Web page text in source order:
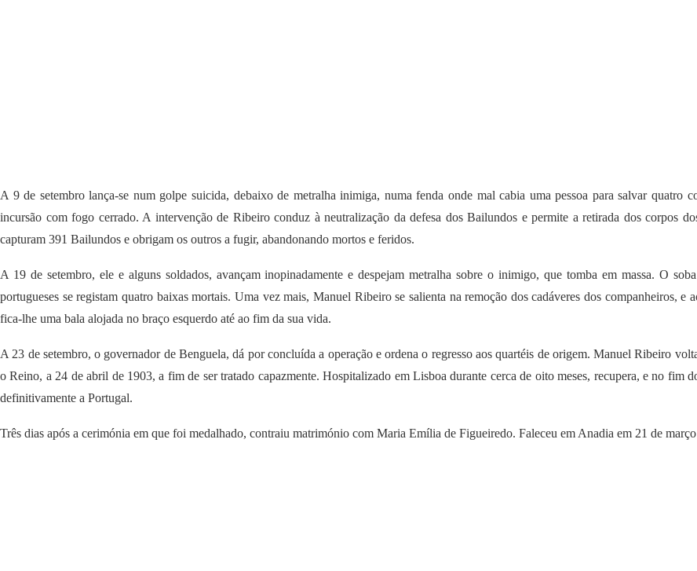
A 9 de setembro lança-se num golpe suicida, debaixo de metralha inimiga, numa fenda onde mal cabia uma pessoa para salvar quatro
incursão com fogo cerrado. A intervenção de Ribeiro conduz à neutralização da defesa dos Bailundos e permite a retirada dos corpos
capturam 391 Bailundos e obrigam os outros a fugir, abandonando mortos e feridos.
A 19 de setembro, ele e alguns soldados, avançam inopinadamente e despejam metralha sobre o inimigo, que tomba em massa. O
portugueses se registam quatro baixas mortais. Uma vez mais, Manuel Ribeiro se salienta na remoção dos cadáveres dos companheiros,
fica-lhe uma bala alojada no braço esquerdo até ao fim da sua vida.
A 23 de setembro, o governador de Benguela, dá por concluída a operação e ordena o regresso aos quartéis de origem. Manuel Ribeiro
o Reino, a 24 de abril de 1903, a fim de ser tratado capazmente. Hospitalizado em Lisboa durante cerca de oito meses, recupera, e no fim
definitivamente a Portugal.
Três dias após a cerimónia em que foi medalhado, contraiu matrimónio com Maria Emília de Figueiredo. Faleceu em Anadia em 21 de